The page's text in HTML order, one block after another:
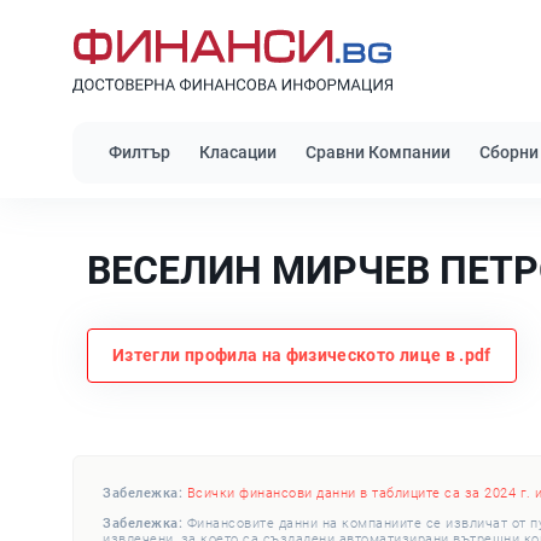
Филтър Класации Сравни Компании
ВЕСЕЛИН МИРЧЕВ
Изтегли профила на физическото лице в .pdf
Забележка: Всички финансови данни в таблиците са за 2024 г.
Забележка: Финансовите данни на компаниите се извличат от